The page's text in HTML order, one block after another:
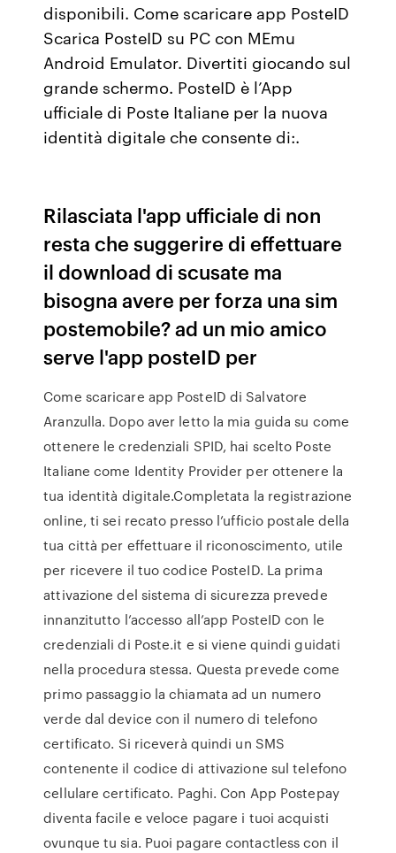
disponibili. Come scaricare app PosteID
Scarica PosteID su PC con MEmu
Android Emulator. Divertiti giocando sul
grande schermo. PosteID è l’App
ufficiale di Poste Italiane per la nuova
identità digitale che consente di:.
Rilasciata l'app ufficiale di non
resta che suggerire di effettuare
il download di scusate ma
bisogna avere per forza una sim
postemobile? ad un mio amico
serve l'app posteID per
Come scaricare app PosteID di Salvatore
Aranzulla. Dopo aver letto la mia guida su come
ottenere le credenziali SPID, hai scelto Poste
Italiane come Identity Provider per ottenere la
tua identità digitale.Completata la registrazione
online, ti sei recato presso l’ufficio postale della
tua città per effettuare il riconoscimento, utile
per ricevere il tuo codice PosteID. La prima
attivazione del sistema di sicurezza prevede
innanzitutto l’accesso all’app PosteID con le
credenziali di Poste.it e si viene quindi guidati
nella procedura stessa. Questa prevede come
primo passaggio la chiamata ad un numero
verde dal device con il numero di telefono
certificato. Si riceverà quindi un SMS
contenente il codice di attivazione sul telefono
cellulare certificato. Paghi. Con App Postepay
diventa facile e veloce pagare i tuoi acquisti
ovunque tu sia. Puoi pagare contactless con il